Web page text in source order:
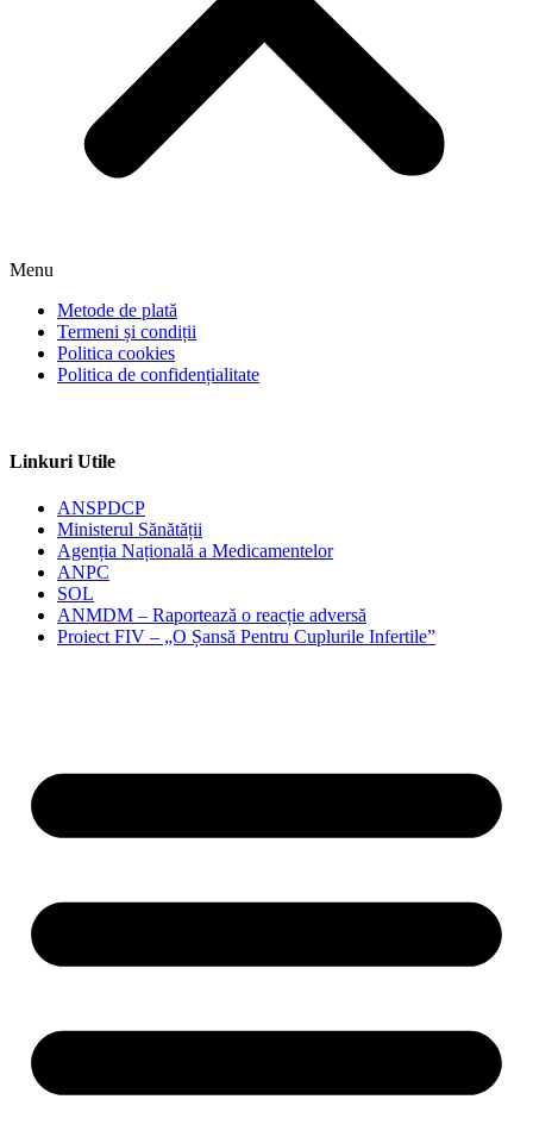
Menu
Metode de plată
Termeni și condiții
Politica cookies
Politica de confidențialitate
Linkuri Utile
ANSPDCP
Ministerul Sănătății
Agenția Națională a Medicamentelor
ANPC
SOL
ANMDM – Raportează o reacție adversă
Proiect FIV – „O Șansă Pentru Cuplurile Infertile”